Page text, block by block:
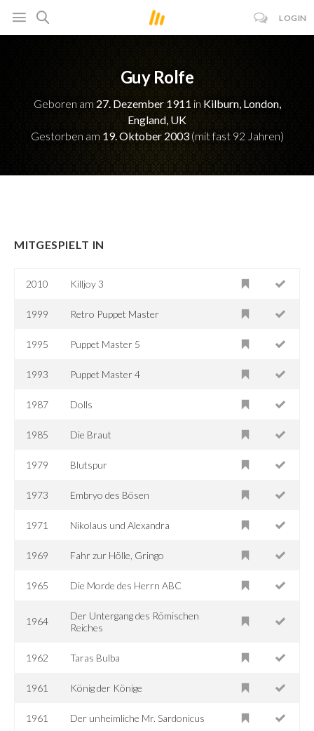
LOGIN
Guy Rolfe
Geboren am 27. Dezember 1911 in Kilburn, London,
England, UK
Gestorben am 19. Oktober 2003(mit fast 92 Jahren)
MITGESPIELT IN
2010 Killjoy 3
1999 Retro Puppet Master
1995 Puppet Master 5
1993 Puppet Master 4
1987 Dolls
1985 Die Braut
1979 Blutspur
1973 Embryo des Bösen
1971 Nikolaus und Alexandra
1969 Fahr zur Hölle, Gringo
1965 Die Morde des Herrn ABC
1964
Der Untergang des Römischen
Reiches
1962 Taras Bulba
1961 König der Könige
1961 Der unheimliche Mr. Sardonicus